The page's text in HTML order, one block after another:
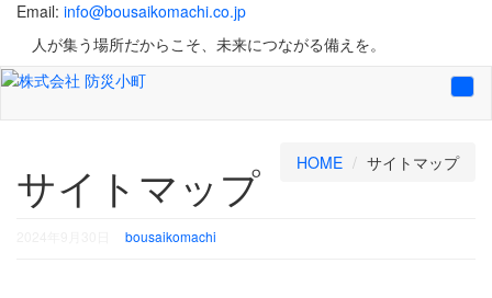
Email: info@bousaikomachi.co.jp
人が集う場所だからこそ、未来につながる備えを。
サイトマップ HOME サイトマップ
bousaikomachi